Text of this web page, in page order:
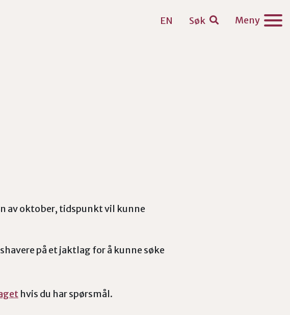
EN Søk Meny
av oktober, tidspunkt vil kunne
på et jaktlag for å kunne søke
hvis du har spørsmål.